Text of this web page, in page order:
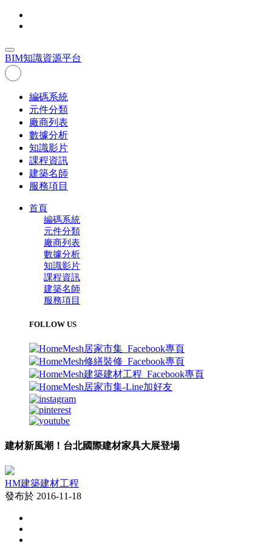
BIM知識資源平台
編碼系統
元件分類
廠商列表
數據分析
知識影片
課程資訊
建築名師
服務項目
首頁
編碼系統
元件分類
廠商列表
數據分析
知識影片
課程資訊
建築名師
服務項目
FOLLOW US
建材新風潮！台北國際建材家具大展登場
HM建築建材工程
發布於 2016-11-18